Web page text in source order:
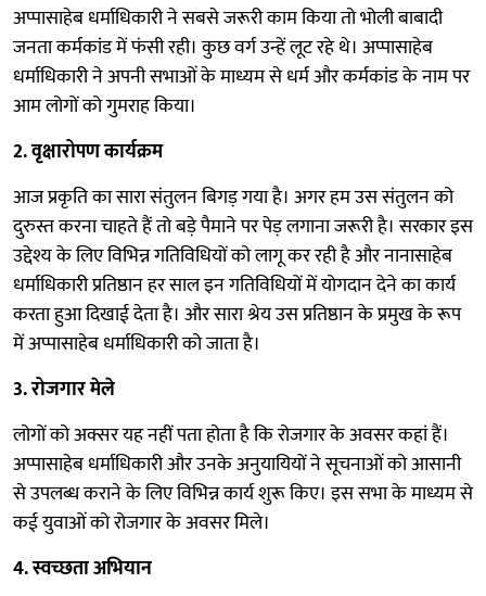
अप्पासाहेब धर्माधिकारी ने सबसे जरूरी काम किया तो भोली बाबादी
जनता कर्मकांड में फंसी रही। कुछ वर्ग उन्हें लूट रहे थे। अप्पासाहेब
धर्माधिकारी ने अपनी सभाओं के माध्यम से धर्म और कर्मकांड के नाम पर
आम लोगों को गुमराह किया।
2. वृक्षारोपण कार्यक्रम
आज प्रकृति का सारा संतुलन बिगड़ गया है। अगर हम उस संतुलन को
दुरुस्त करना चाहते हैं तो बड़े पैमाने पर पेड़ लगाना जरूरी है। सरकार इस
उद्देश्य के लिए विभिन्न गतिविधियों को लागू कर रही है और नानासाहेब
धर्माधिकारी प्रतिष्ठान हर साल इन गतिविधियों में योगदान देने का कार्य
करता हुआ दिखाई देता है। और सारा श्रेय उस प्रतिष्ठान के प्रमुख के रूप
में अप्पासाहेब धर्माधिकारी को जाता है।
3. रोजगार मेले
लोगों को अक्सर यह नहीं पता होता है कि रोजगार के अवसर कहां हैं।
अप्पासाहेब धर्माधिकारी और उनके अनुयायियों ने सूचनाओं को आसानी
से उपलब्ध कराने के लिए विभिन्न कार्य शुरू किए। इस सभा के माध्यम से
कई युवाओं को रोजगार के अवसर मिले।
4. स्वच्छता अभियान